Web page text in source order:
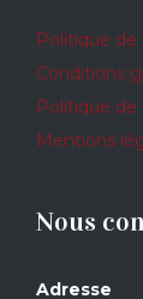
Politique
Conditions
Politique de
Mentions
Nous
Adresse